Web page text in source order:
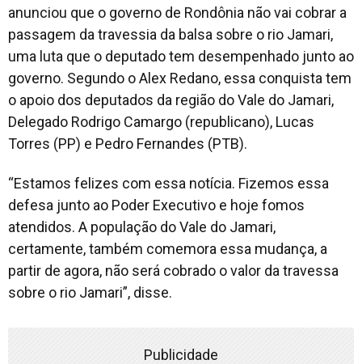
anunciou que o governo de Rondônia não vai cobrar a
passagem da travessia da balsa sobre o rio Jamari,
uma luta que o deputado tem desempenhado junto ao
governo. Segundo o Alex Redano, essa conquista tem
o apoio dos deputados da região do Vale do Jamari,
Delegado Rodrigo Camargo (republicano), Lucas
Torres (PP) e Pedro Fernandes (PTB).
“Estamos felizes com essa notícia. Fizemos essa
defesa junto ao Poder Executivo e hoje fomos
atendidos. A população do Vale do Jamari,
certamente, também comemora essa mudança, a
partir de agora, não será cobrado o valor da travessa
sobre o rio Jamari”, disse.
Publicidade